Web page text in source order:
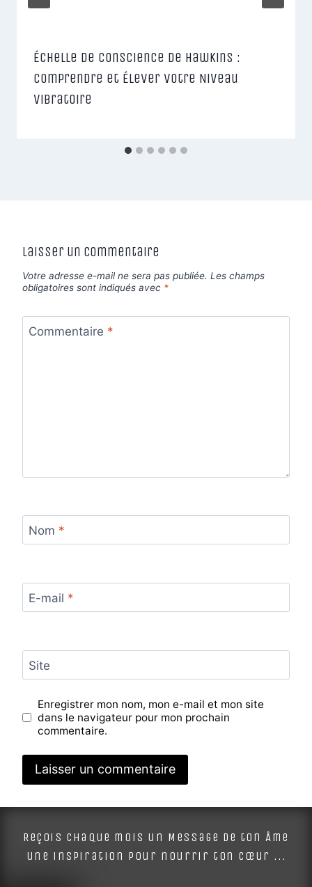
Échelle de Conscience de Hawkins :
Comprendre et Élever Votre Niveau
Vibratoire
Laisser un commentaire
Votre adresse e-mail ne sera pas publiée. Les champs
obligatoires sont indiqués avec *
Commentaire *
Nom *
E-mail *
Site
Enregistrer mon nom, mon e-mail et mon site
dans le navigateur pour mon prochain
commentaire.
Alternative:
Reçois chaque mois un Message de ton Âme
une inspiration pour nourrir ton cœur ...